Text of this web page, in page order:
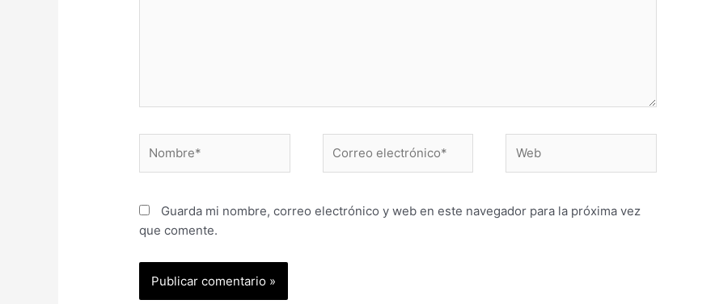
Guarda mi nombre, correo electrónico y web en este navegador para la próxima vez
que comente.